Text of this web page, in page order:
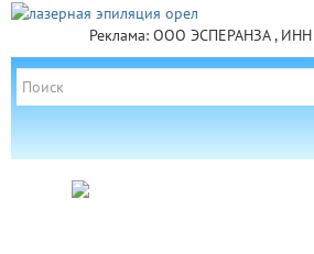
Реклама: ООО ЭСПЕРАНЗА ,